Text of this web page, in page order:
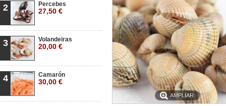
2 Percebes
27,50 €
3 Volandeiras
20,00 €
4 Camarón
30,00 €
AMPLIAR